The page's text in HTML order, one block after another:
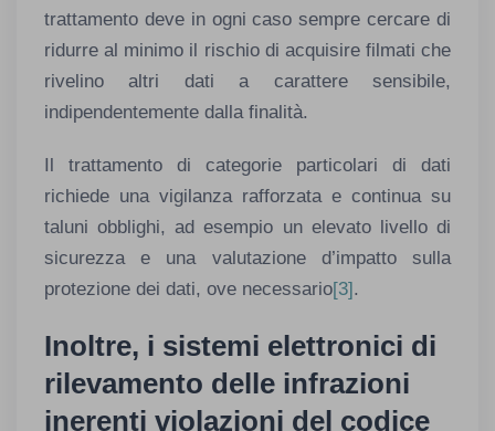
trattamento deve in ogni caso sempre cercare di
ridurre al minimo il rischio di acquisire filmati che
rivelino altri dati a carattere sensibile,
indipendentemente dalla finalità.
Il trattamento di categorie particolari di dati
richiede una vigilanza rafforzata e continua su
taluni obblighi, ad esempio un elevato livello di
sicurezza e una valutazione d’impatto sulla
protezione dei dati, ove necessario[3].
Inoltre, i sistemi elettronici di
rilevamento delle infrazioni
inerenti violazioni del codice